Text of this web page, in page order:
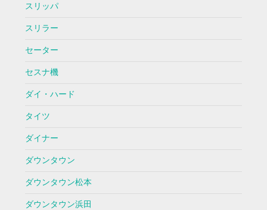
スリッパ
スリラー
セーター
セスナ機
ダイ・ハード
タイツ
ダイナー
ダウンタウン
ダウンタウン松本
ダウンタウン浜田